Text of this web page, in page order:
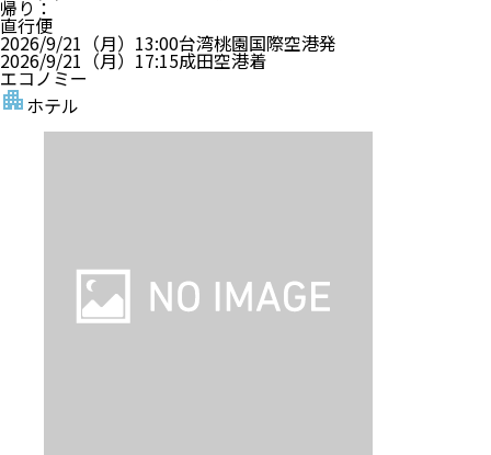
帰り ：
直行便
2026/9/21（月） 13:00台湾桃園国際空港発
2026/9/21（月） 17:15成田空港着
エコノミー
ホテル